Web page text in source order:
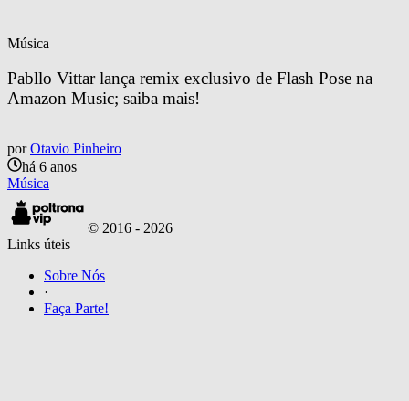
Música
Pabllo Vittar lança remix exclusivo de Flash Pose na
Amazon Music; saiba mais!
por Otavio Pinheiro
há 6 anos
Música
© 2016 - 2026
Links úteis
Sobre Nós
·
Faça Parte!